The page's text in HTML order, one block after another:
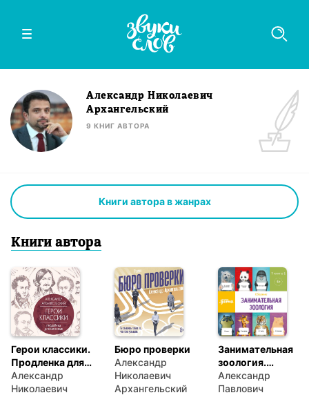
Александр Николаевич
Архангельский
9 КНИГ АВТОРА
Книги автора в жанрах
Книги автора
Герои классики.
Продленка для
взрослых
Александр
Николаевич
Бюро проверки
Александр
Николаевич
Архангельский
Занимательная
зоология.
Сборник 7 в 1
Александр
Павлович